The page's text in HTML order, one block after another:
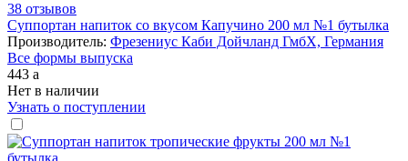
38 отзывов
Суппортан напиток со вкусом Капучино 200 мл №1 бутылка
Производитель: Фрезениус Каби Дойчланд ГмбХ, Германия
Все формы выпуска
443 a
Нет в наличии
Узнать о поступлении